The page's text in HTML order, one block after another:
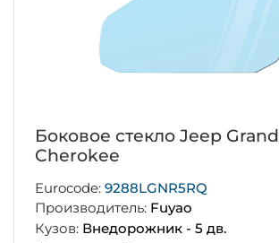
Боковое стекло Jeep Grand
Cherokee
Eurocode: 9288LGNR5RQ
Производитель: Fuyao
Кузов: Внедорожник - 5 дв.